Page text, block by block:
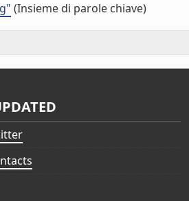
(Insieme di parole chiave)